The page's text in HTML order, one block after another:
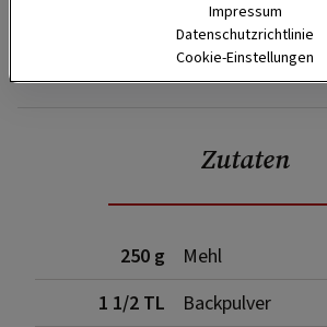
SPEICHERN DRUCKEN
Zutaten
250 g
Mehl
1 1/2 TL
Backpulver
Impressum
Datenschutzrichtlinie
Cookie-Einstellungen